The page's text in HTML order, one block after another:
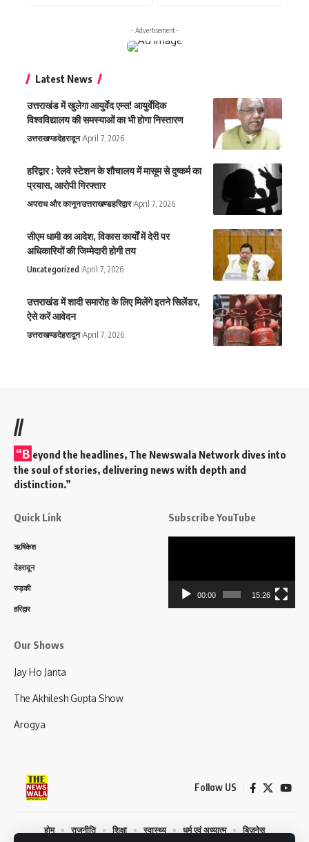
- Advertisement -
Latest News
उत्तराखंड में खुलेगा आयुर्वेद एम्स! आयुर्वेदिक
विश्वविद्यालय की समस्याओं का भी होगा निस्तारण
उत्तराखण्डदेहरादून April 7, 2026
हरिद्वार : रेलवे स्टेशन के शौचालय में मासूम से दुष्कर्म का
प्रयास, आरोपी गिरफ्तार
अपराध और कानूनउत्तराखण्डहरिद्वार April 7, 2026
सीएम धामी का आदेश, विकास कार्यों में देरी पर
अधिकारियों की जिम्मेदारी होगी तय
Uncategorized April 7, 2026
उत्तराखंड में शादी समारोह के लिए मिलेंगे इतने सिलेंडर,
ऐसे करें आवेदन
उत्तराखण्डदेहरादून April 7, 2026
//
“B eyond the headlines, The Newswala Network dives into
the soul of stories, delivering news with depth and
distinction.”
Quick Link
ऋषिकेश
देहरादून
रुड़की
हरिद्वार
Subscribe YouTube
00:00 15:26
Our Shows
Jay Ho Janta
The Akhilesh Gupta Show
Arogya
Follow US
होम राजनीति शिक्षा स्वास्थ्य धर्म एवं अध्यात्म बिज़नेस